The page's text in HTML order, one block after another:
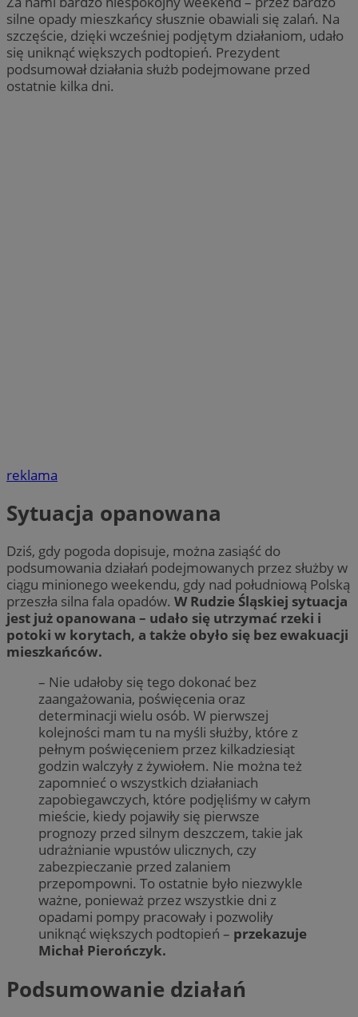
silne opady mieszkańcy słusznie obawiali się zalań. Na
szczęście, dzięki wcześniej podjętym działaniom, udało
się uniknąć większych podtopień. Prezydent
podsumował działania służb podejmowane przed
ostatnie kilka dni.
reklama
Sytuacja opanowana
Dziś, gdy pogoda dopisuje, można zasiąść do
podsumowania działań podejmowanych przez służby w
ciągu minionego weekendu, gdy nad południową Polską
przeszła silna fala opadów. W Rudzie Śląskiej sytuacja
jest już opanowana – udało się utrzymać rzeki i
potoki w korytach, a także obyło się bez ewakuacji
mieszkańców.
– Nie udałoby się tego dokonać bez
zaangażowania, poświęcenia oraz
determinacji wielu osób. W pierwszej
kolejności mam tu na myśli służby, które z
pełnym poświęceniem przez kilkadziesiąt
godzin walczyły z żywiołem. Nie można też
zapomnieć o wszystkich działaniach
zapobiegawczych, które podjęliśmy w całym
mieście, kiedy pojawiły się pierwsze
prognozy przed silnym deszczem, takie jak
udrażnianie wpustów ulicznych, czy
zabezpieczanie przed zalaniem
przepompowni. To ostatnie było niezwykle
ważne, ponieważ przez wszystkie dni z
opadami pompy pracowały i pozwoliły
uniknąć większych podtopień – przekazuje
Michał Pierończyk.
Podsumowanie działań